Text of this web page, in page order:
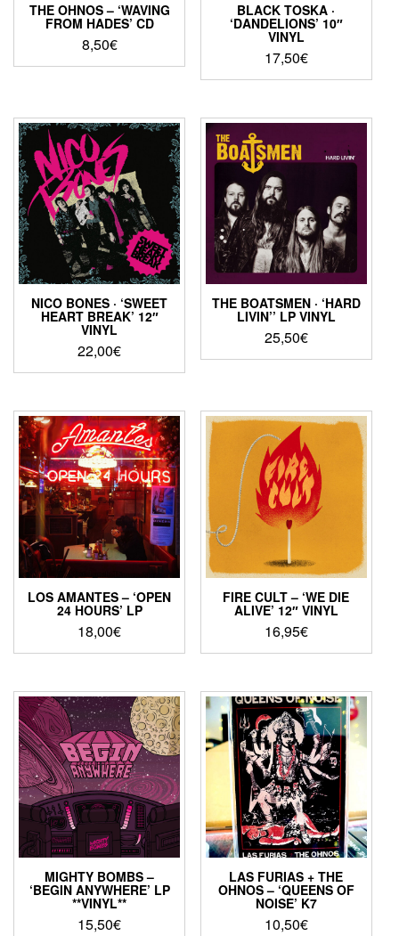
THE OHNOS – ‘WAVING
FROM HADES’ CD
8,50€
BLACK TOSKA ·
‘DANDELIONS’ 10″
VINYL
17,50€
NICO BONES · ‘SWEET
HEART BREAK’ 12″
VINYL
22,00€
THE BOATSMEN · ‘HARD
LIVIN’’ LP VINYL
25,50€
LOS AMANTES – ‘OPEN
24 HOURS’ LP
18,00€
FIRE CULT – ‘WE DIE
ALIVE’ 12″ VINYL
16,95€
MIGHTY BOMBS –
‘BEGIN ANYWHERE’ LP
**VINYL**
15,50€
LAS FURIAS + THE
OHNOS – ‘QUEENS OF
NOISE’ K7
10,50€